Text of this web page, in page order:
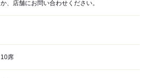
か、店舗にお問い合わせください。
10席